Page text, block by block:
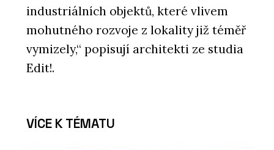
industriálních objektů, které vlivem
mohutného rozvoje z lokality již téměř
vymizely,“ popisují architekti ze studia
Edit!.
VÍCE K TÉMATU